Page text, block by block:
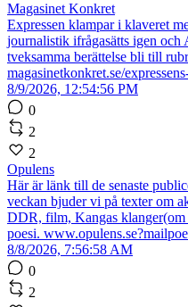
Magasinet Konkret
Expressen klampar i klaveret
journalistik ifrågasätts igen och
tveksamma berättelse bli till
magasinetkonkret.se/
8/9/2026, 12:54:56 PM
0
2
2
Opulens
Här är länk till de senaste
veckan bjuder vi på texter om
DDR, film, Kangas
poesi.
8/8/2026, 7:56:58 AM
0
2